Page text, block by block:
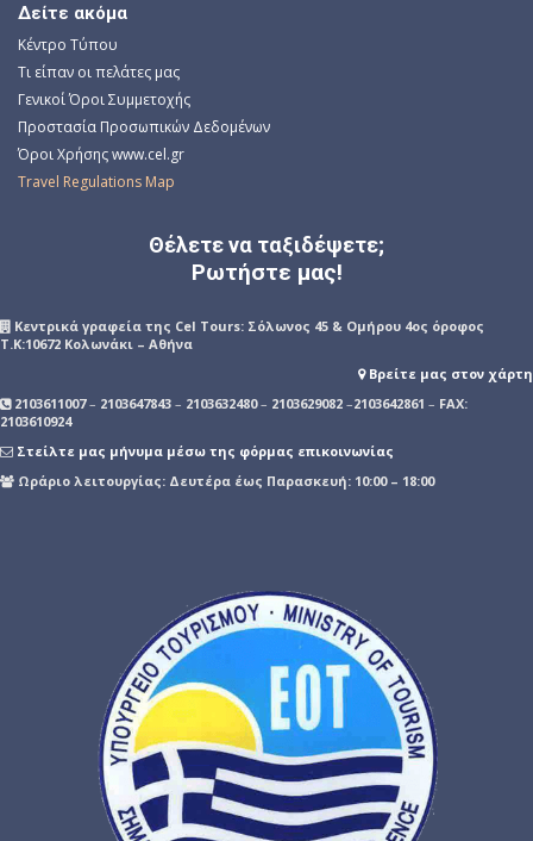
Δείτε ακόμα
Κέντρο Τύπου
Τι είπαν οι πελάτες μας
Γενικοί Όροι Συμμετοχής
Προστασία Προσωπικών Δεδομένων
Όροι Χρήσης www.cel.gr
Travel Regulations Map
Θέλετε να ταξιδέψετε;
Ρωτήστε μας!
Kεντρικά γραφεία της Cel Tours: Σόλωνος 45 & Ομήρου 4ος όροφος
Τ.Κ:10672 Κολωνάκι – Αθήνα
Βρείτε μας στον χάρτη
2103611007– 2103647843 – 2103632480– 2103629082 –2103642861 – FAX:
2103610924
Στείλτε μας μήνυμα μέσω της φόρμας επικοινωνίας
Ωράριο λειτουργίας: Δευτέρα έως Παρασκευή: 10:00 – 18:00